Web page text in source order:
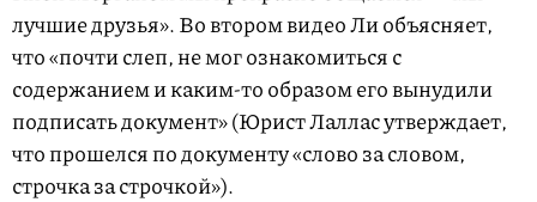
лучшие друзья». Во втором видео Ли объясняет,
что «почти слеп, не мог ознакомиться с
содержанием и каким-то образом его вынудили
подписать документ» (Юрист Лаллас утверждает,
что прошелся по документу «слово за словом,
строчка за строчкой»).